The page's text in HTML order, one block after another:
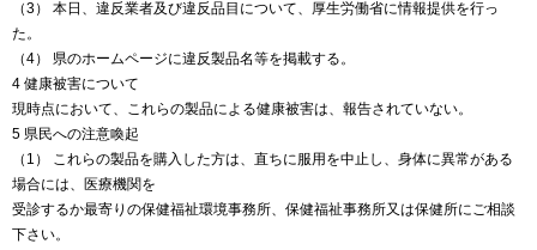
（3） 本日、違反業者及び違反品目について、厚生労働省に情報提供を行っ
た。
（4） 県のホームページに違反製品名等を掲載する。
4 健康被害について
現時点において、これらの製品による健康被害は、報告されていない。
5 県民への注意喚起
（1） これらの製品を購入した方は、直ちに服用を中止し、身体に異常がある
場合には、医療機関を
受診するか最寄りの保健福祉環境事務所、保健福祉事務所又は保健所にご相談
下さい。